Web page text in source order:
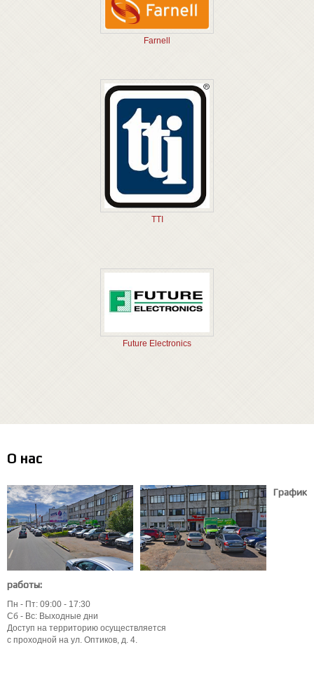
Farnell
TTI
Future Electronics
О нас
График
работы:
Пн - Пт: 09:00 - 17:30
Сб - Вс: Выходные дни
Доступ на территорию осуществляется
с проходной на ул. Оптиков, д. 4.